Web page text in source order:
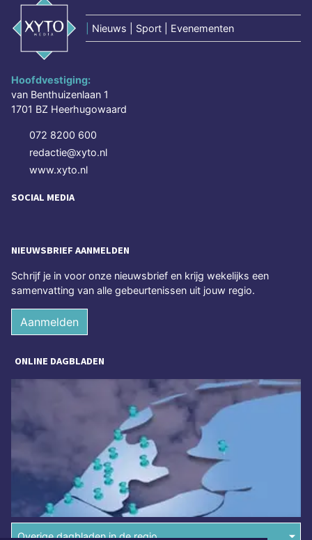
Nieuws | Sport | Evenementen
Hoofdvestiging:
van Benthuizenlaan 1
1701 BZ Heerhugowaard
072 8200 600
redactie@xyto.nl
www.xyto.nl
SOCIAL MEDIA
NIEUWSBRIEF AANMELDEN
Schrijf je in voor onze nieuwsbrief en krijg wekelijks een
samenvatting van alle gebeurtenissen uit jouw regio.
Aanmelden
ONLINE DAGBLADEN
Overige dagbladen in de regio